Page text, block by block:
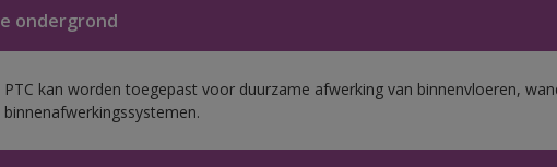
ondergrond
PTC kan worden toegepast voor duurzame afwerking van binnenvloeren,
binnenafwerkingssystemen.